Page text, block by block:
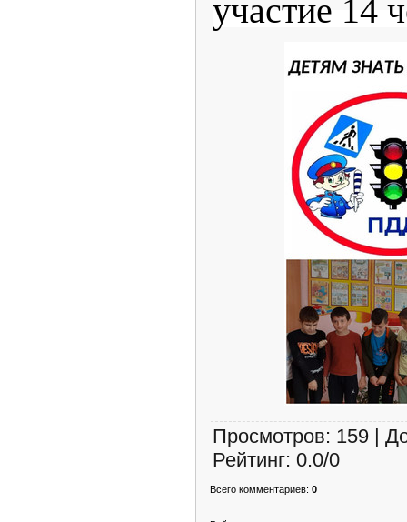
участие 14
Просмотров: 159 |
Рейтинг: 0.0/0
Всего комментариев: 0